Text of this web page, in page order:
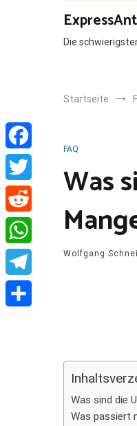
Die
Startseite
FAQ
Was
Wolfgang
Was sind die
Was passiert
Facebook
Twitter
Reddit
WhatsApp
Telegram